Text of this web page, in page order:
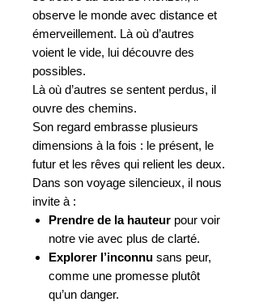
observe le monde avec distance et
émerveillement. Là où d’autres
voient le vide, lui découvre des
possibles.
Là où d’autres se sentent perdus, il
ouvre des chemins.
Son regard embrasse plusieurs
dimensions à la fois : le présent, le
futur et les rêves qui relient les deux.
Dans son voyage silencieux, il nous
invite à :
Prendre de la hauteur pour voir
notre vie avec plus de clarté.
Explorer l’inconnu sans peur,
comme une promesse plutôt
qu’un danger.